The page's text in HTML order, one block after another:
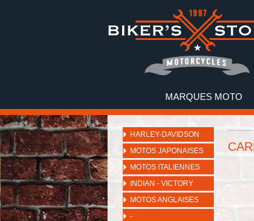
MARQUES MOTO
HARLEY-DAVIDSON
MOTOS JAPONAISES
MOTOS ITALIENNES
INDIAN - VICTORY
MOTOS ANGLAISES
-